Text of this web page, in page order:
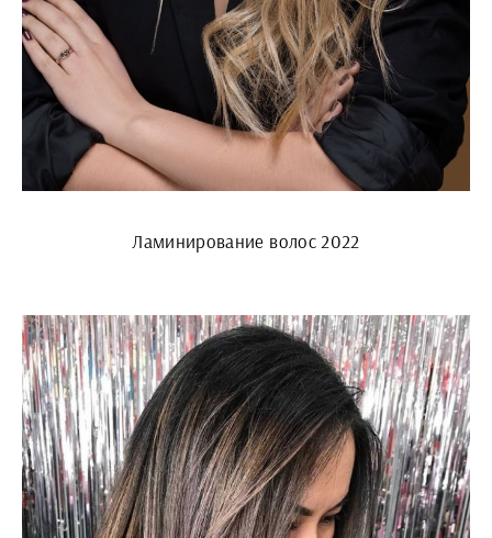
Ламинирование волос 2022